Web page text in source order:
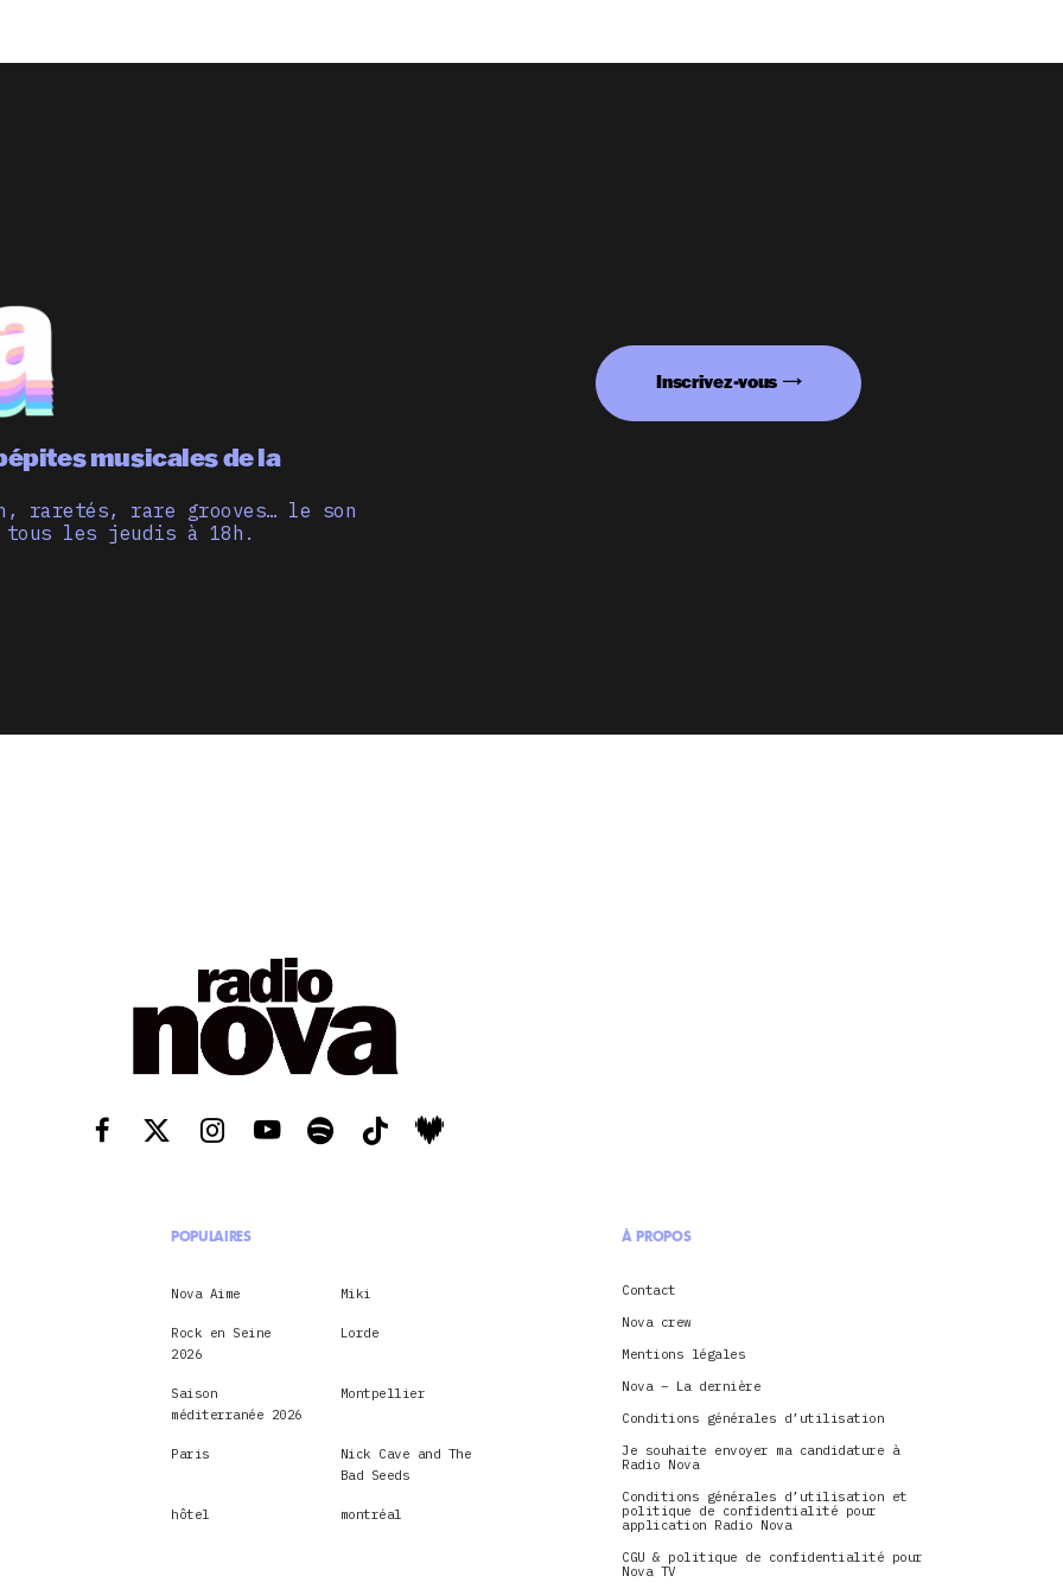
musicales de la
raretés, rare grooves… le son
tous les jeudis à 18h.
Inscrivez-vous
POPULAIRES
Nova Aime Miki
Rock en Seine
2026
Lorde
Saison
méditerranée 2026
Montpellier
Paris
Nick Cave and The
Bad Seeds
hôtel montréal
À PROPOS
Contact
Nova crew
Mentions légales
Nova – La dernière
Conditions générales d’utilisation
Je souhaite envoyer ma candidature à
Radio Nova
Conditions générales d’utilisation et
politique de confidentialité pour
application Radio Nova
CGU & politique de confidentialité pour
Nova TV